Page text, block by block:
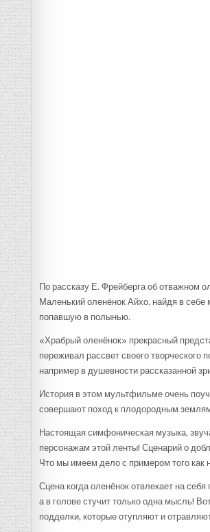
По рассказу Е. Фрейберга об отважном
Маленький оленёнок Айхо, найдя в себе
попавшую в полынью.
«Храбрый оленёнок» прекрасный
переживал рассвет своего
например в душевности рассказанной
История в этом мультфильме очень
совершают поход к плодородным
Настоящая симфоническая музыка,
персонажам этой ленты! Сценарий о
Что мы имеем дело с примером того как
Сцена когда оленёнок отвлекает на
а в голове стучит только одна мысль!
подделки, которые отупляют и